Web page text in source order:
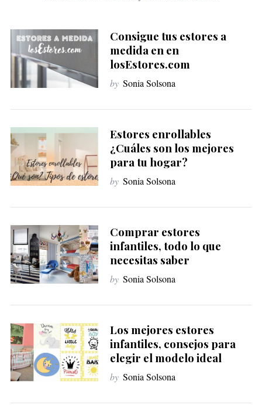
Consigue tus estores a
medida en en
losEstores.com
by Sonia Solsona
Estores enrollables
¿Cuáles son los mejores
para tu hogar?
by Sonia Solsona
Comprar estores
infantiles, todo lo que
necesitas saber
by Sonia Solsona
Los mejores estores
infantiles, consejos para
elegir el modelo ideal
by Sonia Solsona